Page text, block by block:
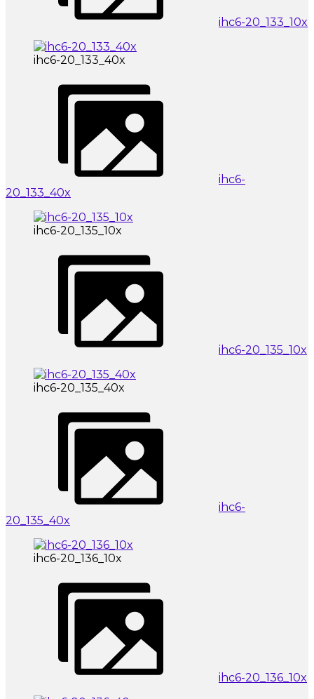
ihc6-20_133_10x
ihc6-20_133_40x
ihc6-
20_133_40x
ihc6-20_135_10x
ihc6-20_135_10x
ihc6-20_135_40x
ihc6-
20_135_40x
ihc6-20_136_10x
ihc6-20_136_10x